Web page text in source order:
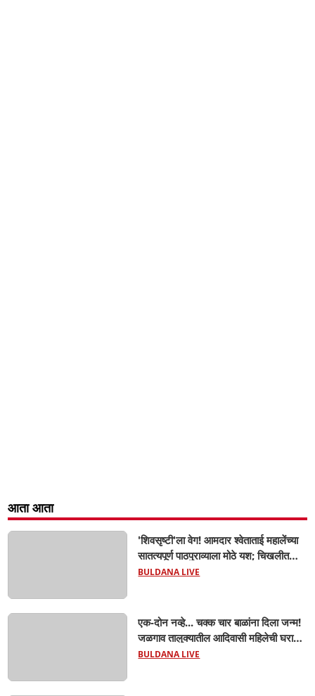
आता आता
'शिवसृष्टी'ला वेग! आमदार श्वेताताई महालेंच्या
सातत्यपूर्ण पाठपुराव्याला मोठे यश; चिखलीत
साकारणार ६५ कोटींचा भव्य 'छत्रपती शिवाजी
BULDANA LIVE
एक-दोन नव्हे... चक्क चार बाळांना दिला जन्म!
जळगाव तालुक्यातील आदिवासी महिलेची घरातच
प्रसूती; आता झाली ७ लेकरांची माय ! वैद्यकीय
BULDANA LIVE